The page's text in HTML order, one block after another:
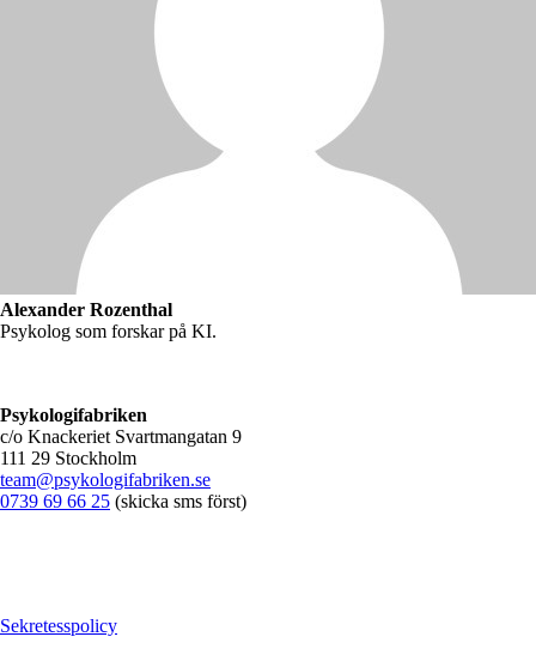
Alexander Rozenthal
Psykolog som forskar på KI.
Psykologifabriken
c/o Knackeriet Svartmangatan 9
111 29 Stockholm
team@psykologifabriken.se
0739 69 66 25 (skicka sms först)
Sekretesspolicy